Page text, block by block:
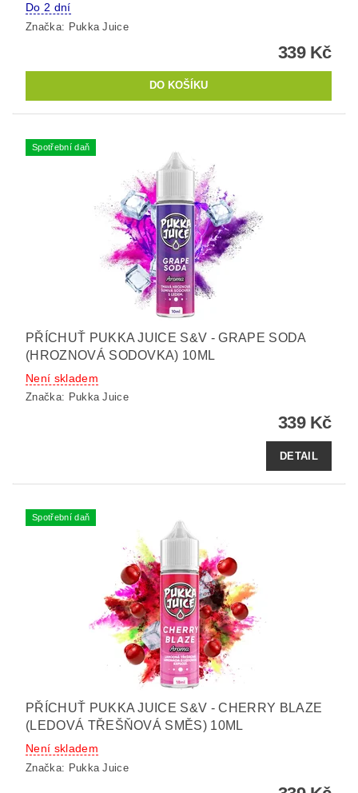
Do 2 dní
Značka: Pukka Juice
339 Kč
Spotřební daň
PŘÍCHUŤ PUKKA JUICE S&V - GRAPE SODA
(HROZNOVÁ SODOVKA) 10ML
Není skladem
Značka: Pukka Juice
339 Kč
DETAIL
Spotřební daň
PŘÍCHUŤ PUKKA JUICE S&V - CHERRY BLAZE
(LEDOVÁ TŘEŠŇOVÁ SMĚS) 10ML
Není skladem
Značka: Pukka Juice